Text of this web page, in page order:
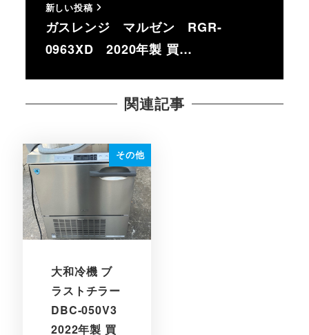
新しい投稿
ガスレンジ マルゼン RGR-
0963XD 2020年製 買…
関連記事
その他
大和冷機 ブ
ラストチラー
DBC-050V3
2022年製 買